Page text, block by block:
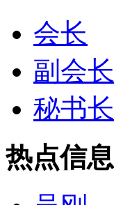
会长
副会长
秘书长
热点信息